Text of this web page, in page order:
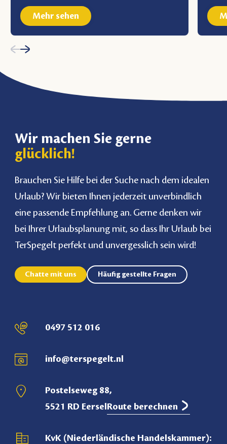
Mehr sehen
Wir machen Sie gerne
glücklich!
Brauchen Sie Hilfe bei der Suche nach dem idealen
Urlaub? Wir bieten Ihnen jederzeit unverbindlich
eine passende Empfehlung an. Gerne denken wir
bei Ihrer Urlaubsplanung mit, so dass Ihr Urlaub bei
TerSpegelt perfekt und unvergesslich sein wird!
Chatte mit uns Häufig gestellte Fragen
0497 512 016
info@terspegelt.nl
Postelseweg 88,
5521 RD Eersel Route berechnen
KvK (Niederländische Handelskammer):